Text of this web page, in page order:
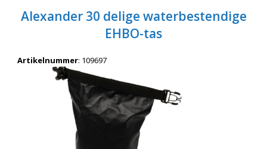
Wil je snel een advies? Bel nu 053-7920045 of 06-55731304
Alexander 30 delige waterbestendige
EHBO-tas
Artikelnummer: 109697